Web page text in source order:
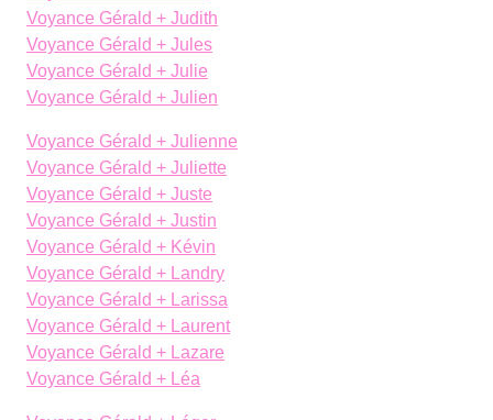
Voyance Gérald + Judith
Voyance Gérald + Jules
Voyance Gérald + Julie
Voyance Gérald + Julien
Voyance Gérald + Julienne
Voyance Gérald + Juliette
Voyance Gérald + Juste
Voyance Gérald + Justin
Voyance Gérald + Kévin
Voyance Gérald + Landry
Voyance Gérald + Larissa
Voyance Gérald + Laurent
Voyance Gérald + Lazare
Voyance Gérald + Léa